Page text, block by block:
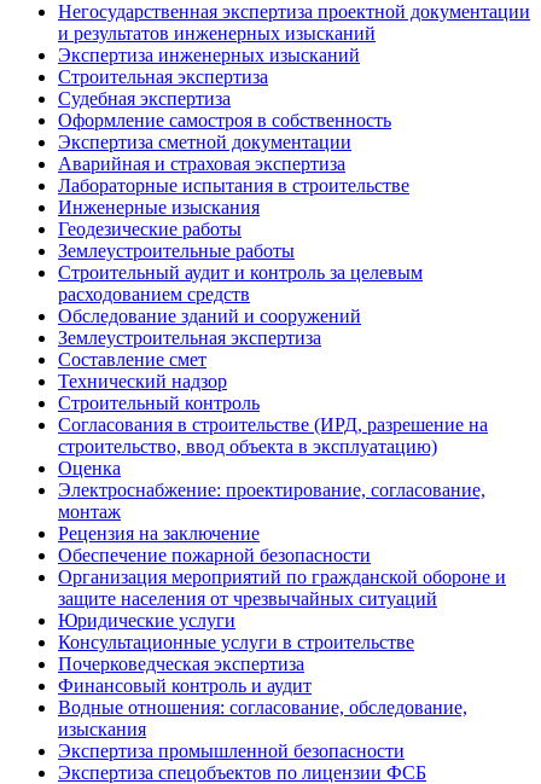
Негосударственная экспертиза проектной документации
и результатов инженерных изысканий
Экспертиза инженерных изысканий
Строительная экспертиза
Судебная экспертиза
Оформление самостроя в собственность
Экспертиза сметной документации
Аварийная и страховая экспертиза
Лабораторные испытания в строительстве
Инженерные изыскания
Геодезические работы
Землеустроительные работы
Строительный аудит и контроль за целевым
расходованием средств
Обследование зданий и сооружений
Землеустроительная экспертиза
Составление смет
Технический надзор
Строительный контроль
Согласования в строительстве (ИРД, разрешение на
строительство, ввод объекта в эксплуатацию)
Оценка
Электроснабжение: проектирование, согласование,
монтаж
Рецензия на заключение
Обеспечение пожарной безопасности
Организация мероприятий по гражданской обороне и
защите населения от чрезвычайных ситуаций
Юридические услуги
Консультационные услуги в строительстве
Почерковедческая экспертиза
Финансовый контроль и аудит
Водные отношения: согласование, обследование,
изыскания
Экспертиза промышленной безопасности
Экспертиза спецобъектов по лицензии ФСБ